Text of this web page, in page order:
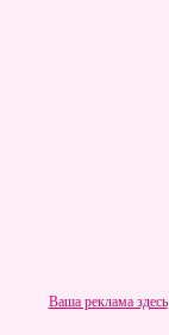
Ваша реклама здесь